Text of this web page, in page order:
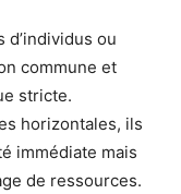
ou
commune et
stricte.
horizontales, ils
immédiate mais
de ressources.